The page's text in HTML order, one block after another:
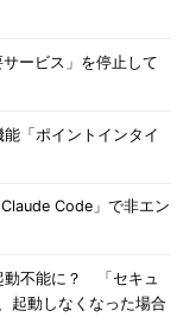
ると、やはり同じ
。
じ共通の親（同じ
ージできる。
ドウにマージでき
のショートカッ
固有のホーム位
ービス」を停止して
「ポイントインタイ
Code」で非エン
動不能に？ 「セキュ
起動しなくなった場合